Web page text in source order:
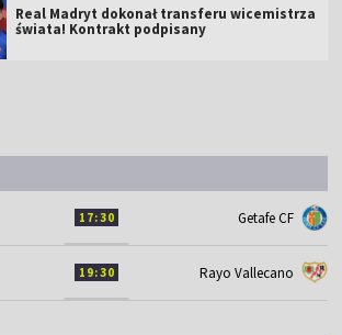
Real Madryt dokonał transferu wicemistrza
świata! Kontrakt podpisany
17:30 Getafe CF
19:30 Rayo Vallecano